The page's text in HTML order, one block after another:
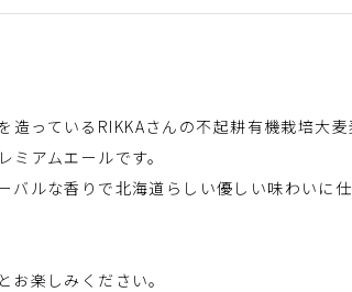
造っているRIKKAさんの不起耕有機栽培大
アムエールです。
ルな香りで北海道らしい優しい味わいに仕
楽しみください。